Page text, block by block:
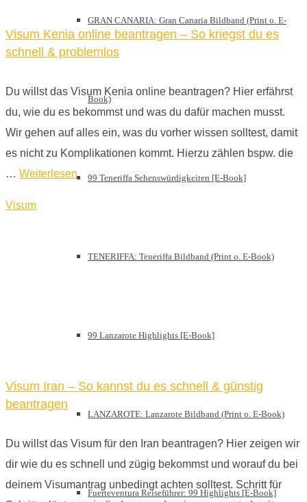
GRAN CANARIA: Gran Canaria Bildband (Print o. E-
Book)
99 Teneriffa Sehenswürdigkeiten [E-Book]
TENERIFFA: Teneriffa Bildband (Print o. E-Book)
99 Lanzarote Highlights [E-Book]
LANZAROTE: Lanzarote Bildband (Print o. E-Book)
Fuerteventura Reiseführer: 99 Highlights [E-Book]
Visum Kenia online beantragen – So kriegst du es
schnell & problemlos
Du willst das Visum Kenia online beantragen? Hier erfährst
du, wie du es bekommst und was du dafür machen musst.
Wir gehen auf alles ein, was du vorher wissen solltest, damit
es nicht zu Komplikationen kommt. Hierzu zählen bspw. die
… Weiterlesen
Visum
Visum Iran – So kannst du es schnell & günstig
beantragen
Du willst das Visum für den Iran beantragen? Hier zeigen wir
dir wie du es schnell und zügig bekommst und worauf du bei
deinem Visumantrag unbedingt achten solltest. Schritt für